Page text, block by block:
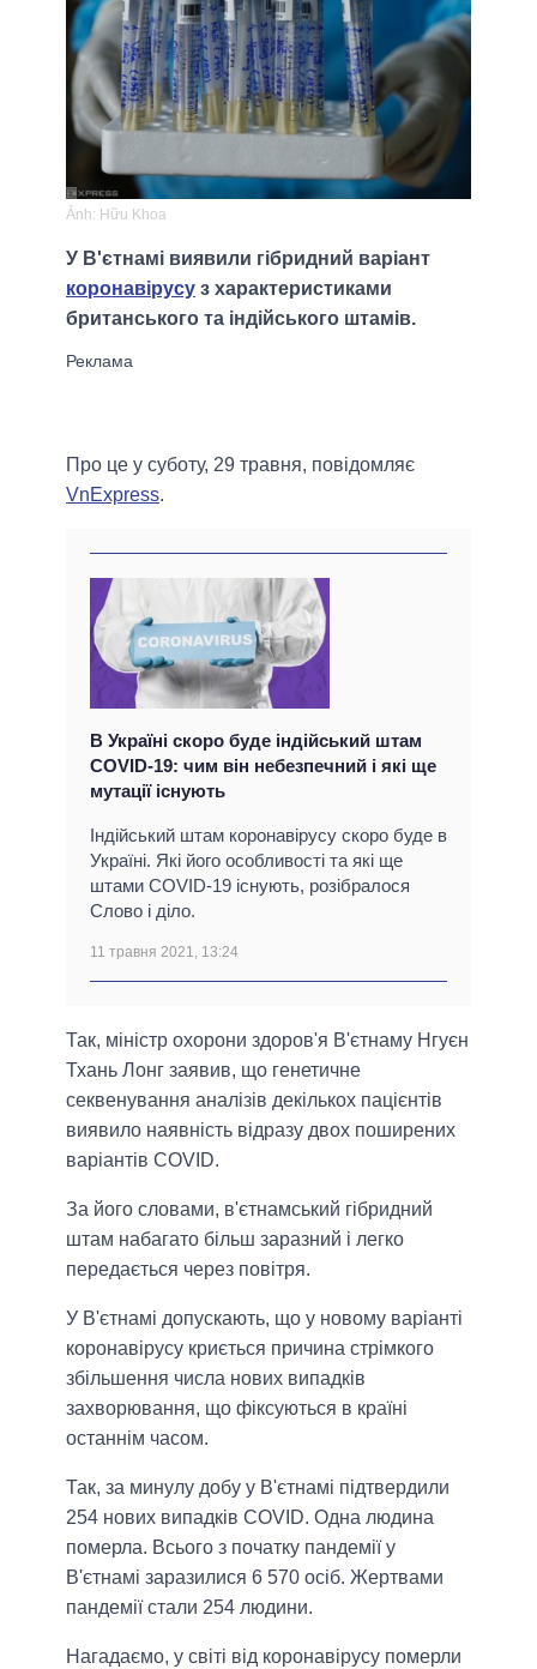
Ảnh: Hữu Khoa
У В'єтнамі виявили гібридний варіант
коронавірусу з характеристиками
британського та індійського штамів.
Про це у суботу, 29 травня, повідомляє
VnExpress.
В Україні скоро буде індійський штам
COVID-19: чим він небезпечний і які ще
мутації існують
Індійський штам коронавірусу скоро буде в
Україні. Які його особливості та які ще
штами COVID-19 існують, розібралося
Слово і діло.
11 травня 2021, 13:24
Так, міністр охорони здоров'я В'єтнаму Нгуєн
Тхань Лонг заявив, що генетичне
секвенування аналізів декількох пацієнтів
виявило наявність відразу двох поширених
варіантів COVID.
За його словами, в'єтнамський гібридний
штам набагато більш заразний і легко
передається через повітря.
У В'єтнамі допускають, що у новому варіанті
коронавірусу криється причина стрімкого
збільшення числа нових випадків
захворювання, що фіксуються в країні
останнім часом.
Так, за минулу добу у В'єтнамі підтвердили
254 нових випадків COVID. Одна людина
померла. Всього з початку пандемії у
В'єтнамі заразилися 6 570 осіб. Жертвами
пандемії стали 254 людини.
Нагадаємо, у світі від коронавірусу померли